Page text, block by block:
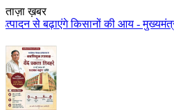
ताज़ा ख़बर
की आय - मुख्यमंत्री डॉ. यादव कृषि